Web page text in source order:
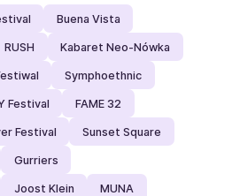
Buena Vista
RUSH Kabaret Neo-Nówka
Symphoethnic
Festival FAME 32
Festival Sunset Square
Gurriers
Joost Klein MUNA